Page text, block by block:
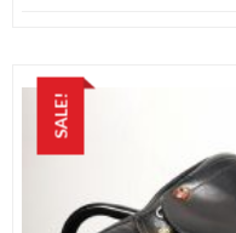
SALE!